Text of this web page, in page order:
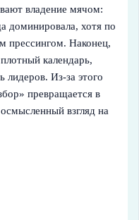
владение мячом:
доминировала, хотя по
прессингом. Наконец,
календарь,
Из‑за этого
превращается в
взгляд на